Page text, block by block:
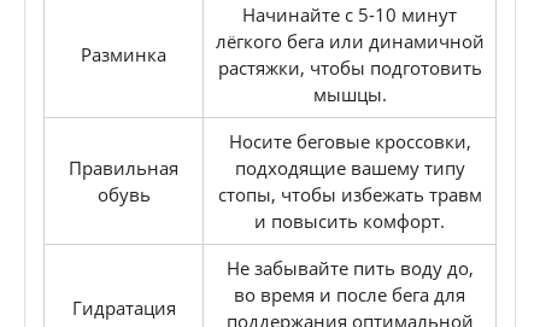
Разминка
Начинайте с 5-10 минут
лёгкого бега или динамичной
растяжки, чтобы подготовить
мышцы.
Правильная
обувь
Носите беговые кроссовки,
подходящие вашему типу
стопы, чтобы избежать травм
и повысить комфорт.
Гидратация
Не забывайте пить воду до,
во время и после бега для
поддержания оптимальной